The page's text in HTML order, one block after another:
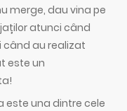
merge, dau vina pe
atunci când
când au realizat
este un
este una dintre cele